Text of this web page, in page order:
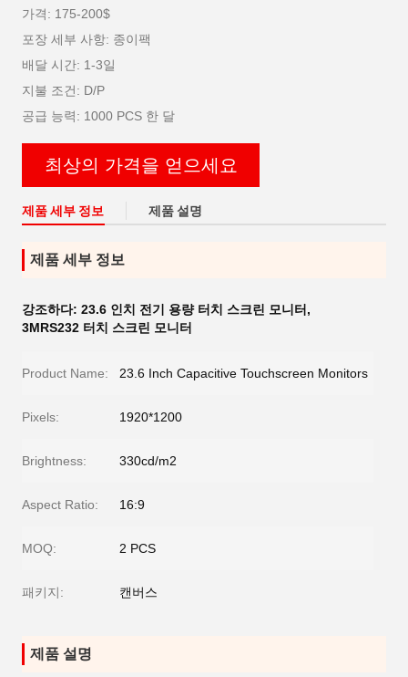
가격: 175-200$
포장 세부 사항: 종이팩
배달 시간: 1-3일
지불 조건: D/P
공급 능력: 1000 PCS 한 달
최상의 가격을 얻으세요
제품 세부 정보 제품 설명
제품 세부 정보
강조하다: 23.6 인치 전기 용량 터치 스크린 모니터 ,
3MRS232 터치 스크린 모니터
Product Name: 23.6 Inch Capacitive Touchscreen Monitors
Pixels: 1920*1200
Brightness: 330cd/m2
Aspect Ratio: 16:9
MOQ: 2 PCS
패키지: 캔버스
제품 설명